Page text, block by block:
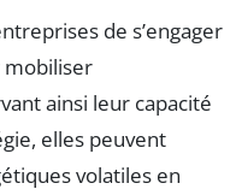
de s’engager
mobiliser
ainsi leur capacité
elles peuvent
volatiles en